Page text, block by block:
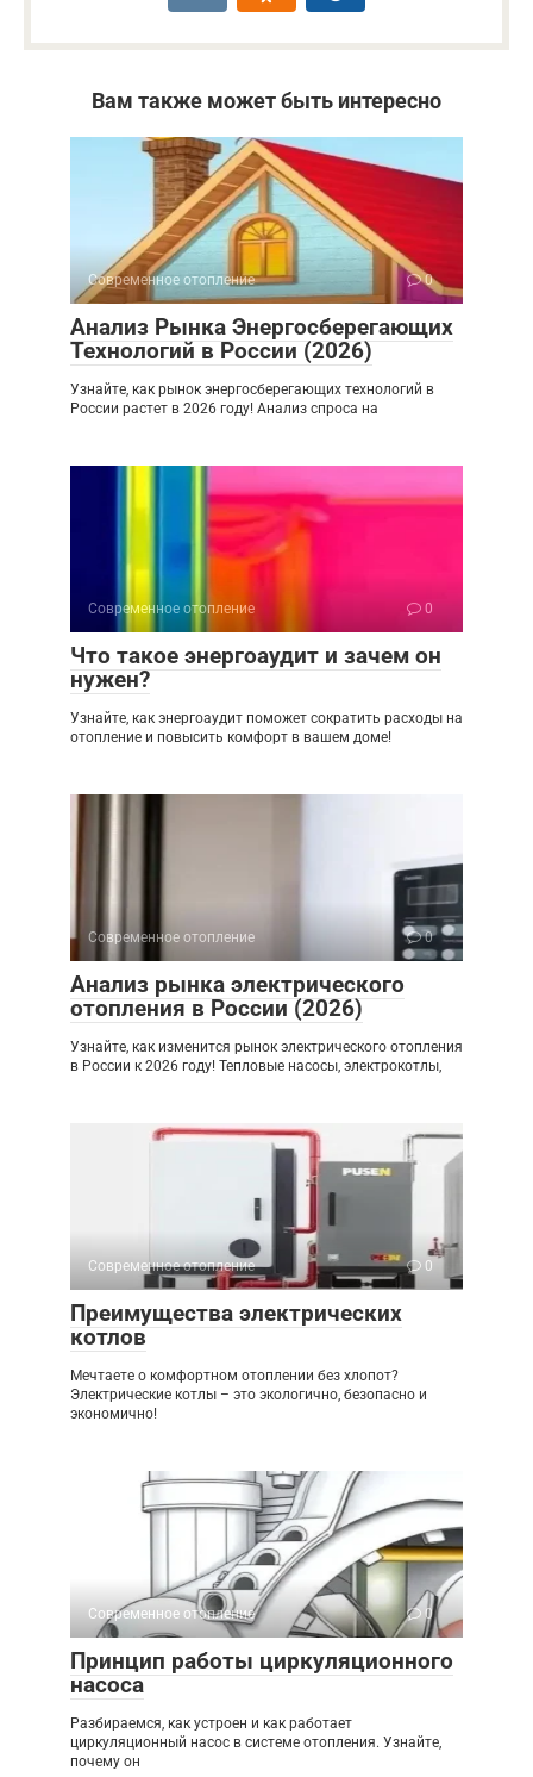
Вам также может быть интересно
Современное отопление 0
Анализ Рынка Энергосберегающих
Технологий в России (2026)
Узнайте, как рынок энергосберегающих технологий в
России растет в 2026 году! Анализ спроса на
Современное отопление 0
Что такое энергоаудит и зачем он
нужен?
Узнайте, как энергоаудит поможет сократить расходы на
отопление и повысить комфорт в вашем доме!
Современное отопление 0
Анализ рынка электрического
отопления в России (2026)
Узнайте, как изменится рынок электрического отопления
в России к 2026 году! Тепловые насосы, электрокотлы,
Современное отопление 0
Преимущества электрических
котлов
Мечтаете о комфортном отоплении без хлопот?
Электрические котлы – это экологично, безопасно и
экономично!
Современное отопление 0
Принцип работы циркуляционного
насоса
Разбираемся, как устроен и как работает
циркуляционный насос в системе отопления. Узнайте,
почему он